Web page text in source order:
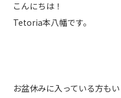
こんにちは！
Tetoria本八幡です。
お盆休みに入っている方も